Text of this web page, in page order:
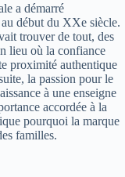
a démarré
début du XXe siècle.
trouver de tout, des
lieu où la confiance
proximité authentique
la passion pour le
à une enseigne
accordée à la
pourquoi la marque
familles.